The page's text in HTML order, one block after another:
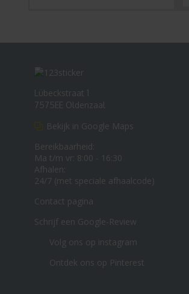
Lübeckstraat 1
7575EE Oldenzaal
Bekijk in Google Maps
Bereikbaarheid:
Ma t/m vr: 8:00 - 16:30
Afhalen:
24/7 (met speciale afhaalcode)
Contact pagina
Schrijf een Google-Review
Volg ons op instagram
Ontdek ons op Pinterest